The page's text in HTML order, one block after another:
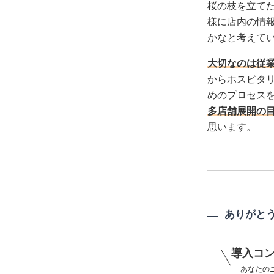
桜の枝を立て
様に店内の情
かなと考えて
大切なのは従
からホスピタ
めのプロセス
多店舗展開の
思います。
ありがと
導入コ
あなたの